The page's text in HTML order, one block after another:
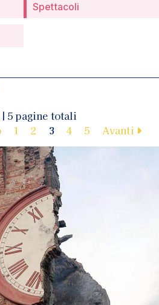
Spettacoli
5 pagine totali
1 2 3 4 5 Avanti